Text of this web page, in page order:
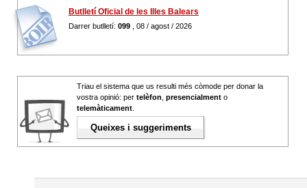
Butlletí Oficial de les Illes Balears
Darrer butlletí: 099 , 08 / agost / 2026
Triau el sistema que us resulti més còmode per donar la
vostra opinió: per telèfon presencialment o
telemàticament
Queixes i suggeriments